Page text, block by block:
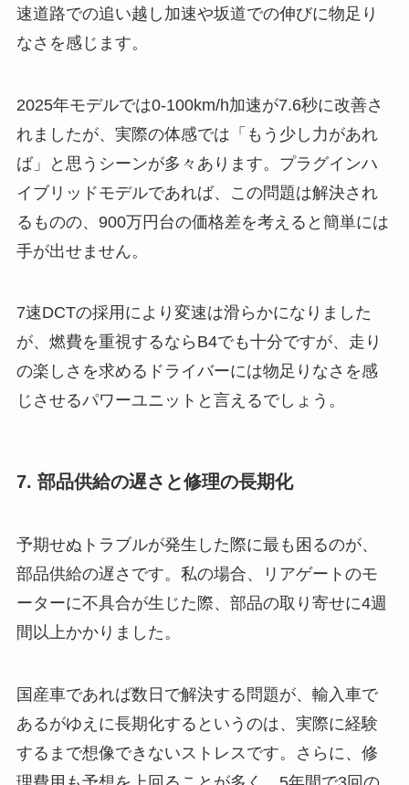
速道路での追い越し加速や坂道での伸びに物足り
なさを感じます。
2025年モデルでは0-100km/h加速が7.6秒に改善さ
れましたが、実際の体感では「もう少し力があれ
ば」と思うシーンが多々あります。プラグインハ
イブリッドモデルであれば、この問題は解決され
るものの、900万円台の価格差を考えると簡単には
手が出せません。
7速DCTの採用により変速は滑らかになりました
が、燃費を重視するならB4でも十分ですが、走り
の楽しさを求めるドライバーには物足りなさを感
じさせるパワーユニットと言えるでしょう。
7. 部品供給の遅さと修理の長期化
予期せぬトラブルが発生した際に最も困るのが、
部品供給の遅さです。私の場合、リアゲートのモ
ーターに不具合が生じた際、部品の取り寄せに4週
間以上かかりました。
国産車であれば数日で解決する問題が、輸入車で
あるがゆえに長期化するというのは、実際に経験
するまで想像できないストレスです。さらに、修